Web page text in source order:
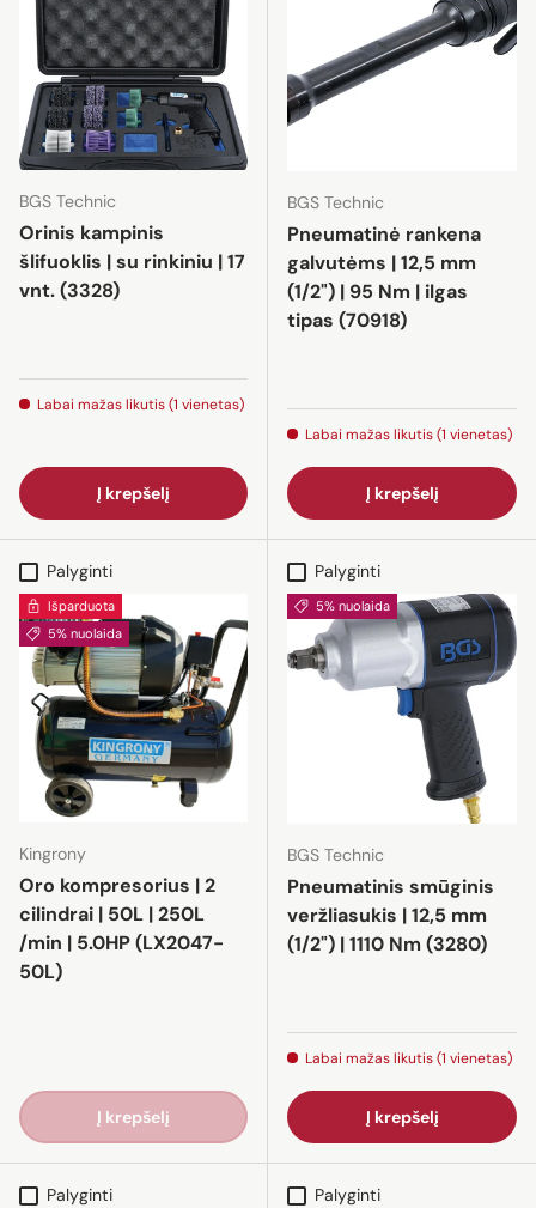
BGS Technic
Orinis kampinis
šlifuoklis | su rinkiniu | 17
vnt. (3328)
Labai mažas likutis (1 vienetas)
Į krepšelį
BGS Technic
Pneumatinė rankena
galvutėms | 12,5 mm
(1/2") | 95 Nm | ilgas
tipas (70918)
Labai mažas likutis (1 vienetas)
Į krepšelį
Palyginti
Išparduota
5% nuolaida
Kingrony
Oro kompresorius | 2
cilindrai | 50L | 250L
/min | 5.0HP (LX2047-
50L)
Į krepšelį
Palyginti
5% nuolaida
BGS Technic
Pneumatinis smūginis
veržliasukis | 12,5 mm
(1/2") | 1110 Nm (3280)
Labai mažas likutis (1 vienetas)
Į krepšelį
Palyginti Palyginti